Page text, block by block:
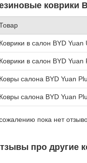
коврики
Коврики в салон BYD
Коврики в салон BYD
Ковры салона BYD Yuan
Ковры салона BYD Yuan
пока нет
про другие